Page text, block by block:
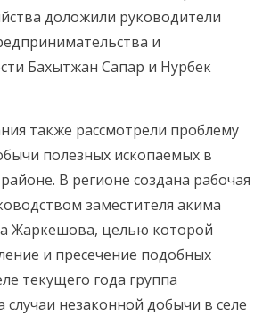
доложили руководители
и
Бахытжан Сапар и Нурбек
также рассмотрели проблему
полезных ископаемых в
В регионе создана рабочая
заместителя акима
Жаркешова, целью которой
и пресечение подобных
текущего года группа
случаи незаконной добычи в селе